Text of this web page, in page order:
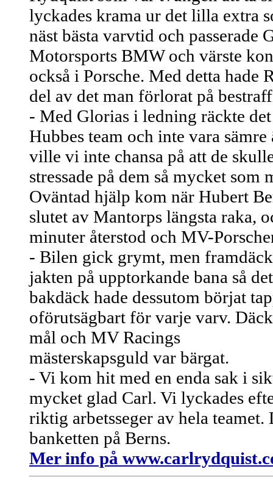
lyckades krama ur det lilla extra
näst bästa varvtid och passerade
Motorsports BMW och värste
också i Porsche. Med detta hade
del av det man förlorat på
- Med Glorias i ledning räckte
Hubbes team och inte vara
ville vi inte chansa på att de
stressade på dem så mycket som
Oväntad hjälp kom när Hubert
slutet av Mantorps längsta raka,
minuter återstod och MV-
- Bilen gick grymt, men
jakten på upptorkande bana så
bakdäck hade dessutom börjat
oförutsägbart för varje varv.
mål och MV Racings
mästerskapsguld var bärgat.
- Vi kom hit med en enda sak i
mycket glad Carl. Vi lyckades
riktig arbetsseger av hela
banketten på Berns.
Mer info på